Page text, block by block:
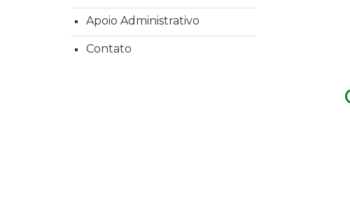
Apoio Administrativo
Contato